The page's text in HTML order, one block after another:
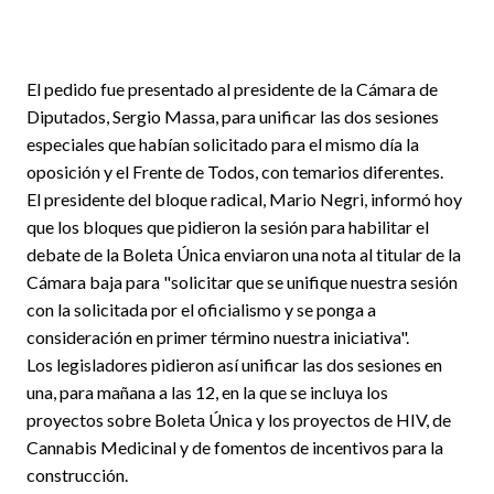
El pedido fue presentado al presidente de la Cámara de
Diputados, Sergio Massa, para unificar las dos sesiones
especiales que habían solicitado para el mismo día la
oposición y el Frente de Todos, con temarios diferentes.
El presidente del bloque radical, Mario Negri, informó hoy
que los bloques que pidieron la sesión para habilitar el
debate de la Boleta Única enviaron una nota al titular de la
Cámara baja para "solicitar que se unifique nuestra sesión
con la solicitada por el oficialismo y se ponga a
consideración en primer término nuestra iniciativa".
Los legisladores pidieron así unificar las dos sesiones en
una, para mañana a las 12, en la que se incluya los
proyectos sobre Boleta Única y los proyectos de HIV, de
Cannabis Medicinal y de fomentos de incentivos para la
construcción.